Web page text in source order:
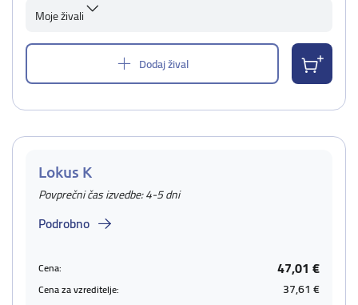
Moje živali
Dodaj žival
Lokus K
Povprečni čas izvedbe: 4-5 dni
Podrobno
Cena: 47,01 €
Cena za vzreditelje: 37,61 €